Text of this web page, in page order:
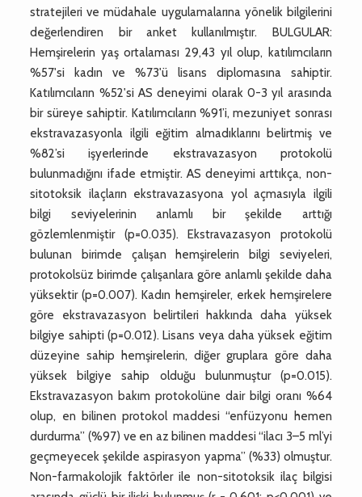
stratejileri ve müdahale uygulamalarına yönelik bilgilerini
değerlendiren bir anket kullanılmıştır. BULGULAR:
Hemşirelerin yaş ortalaması 29,43 yıl olup, katılımcıların
%57'si kadın ve %73'ü lisans diplomasına sahiptir.
Katılımcıların %52'si AS deneyimi olarak 0-3 yıl arasında
bir süreye sahiptir. Katılımcıların %91’i, mezuniyet sonrası
ekstravazasyonla ilgili eğitim almadıklarını belirtmiş ve
%82’si işyerlerinde ekstravazasyon protokolü
bulunmadığını ifade etmiştir. AS deneyimi arttıkça, non-
sitotoksik ilaçların ekstravazasyona yol açmasıyla ilgili
bilgi seviyelerinin anlamlı bir şekilde arttığı
gözlemlenmiştir (p=0.035). Ekstravazasyon protokolü
bulunan birimde çalışan hemşirelerin bilgi seviyeleri,
protokolsüz birimde çalışanlara göre anlamlı şekilde daha
yüksektir (p=0.007). Kadın hemşireler, erkek hemşirelere
göre ekstravazasyon belirtileri hakkında daha yüksek
bilgiye sahipti (p=0.012). Lisans veya daha yüksek eğitim
düzeyine sahip hemşirelerin, diğer gruplara göre daha
yüksek bilgiye sahip olduğu bulunmuştur (p=0.015).
Ekstravazasyon bakım protokolüne dair bilgi oranı %64
olup, en bilinen protokol maddesi “enfüzyonu hemen
durdurma” (%97) ve en az bilinen maddesi “ilacı 3–5 ml’yi
geçmeyecek şekilde aspirasyon yapma” (%33) olmuştur.
Non-farmakolojik faktörler ile non-sitotoksik ilaç bilgisi